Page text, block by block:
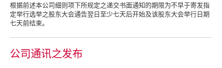
根据前述本公司细则项下所规定之递交书面通知的期限为不早于寄发指
定举行选举之股东大会通告翌日至少七天后开始及该股东大会举行日期
七天前结束。
公司通讯之发布